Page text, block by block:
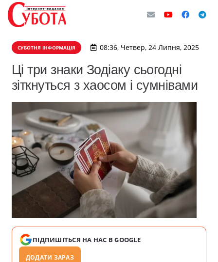
СУБОТНЯ ІНФОРМАЦІЯ 08:36, Четвер, 24 Липня, 2025
Ці три знаки Зодіаку сьогодні
зіткнуться з хаосом і сумнівами
ПІДПИШІТЬСЯ НА НАС В GOOGLE
ДОДАТИ ЗАРАЗ